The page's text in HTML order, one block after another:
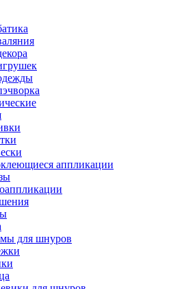
аппликации
для шнуров